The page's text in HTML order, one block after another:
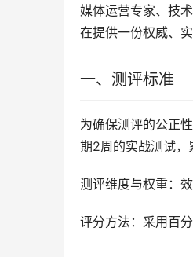
媒体运营专家、技
在提供一份权威、
一、测评标准
为确保测评的公正
期2周的实战测试，
测评维度与权重：
评分方法：采用百